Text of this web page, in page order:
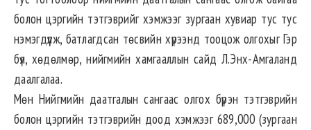
болон цэргийн тэтгэврийг хэмжээг зургаан хувиар тус тус
нэмэгдүүлж, батлагдсан төсвийн хүрээнд тооцож олгохыг Гэр
бүл, хөдөлмөр, нийгмийн хамгааллын сайд Л.Энх-Амгаланд
даалгалаа.
Мөн Нийгмийн даатгалын сангаас олгох бүрэн тэтгэврийн
болон цэргийн тэтгэврийн доод хэмжээг 689,000 (зургаан